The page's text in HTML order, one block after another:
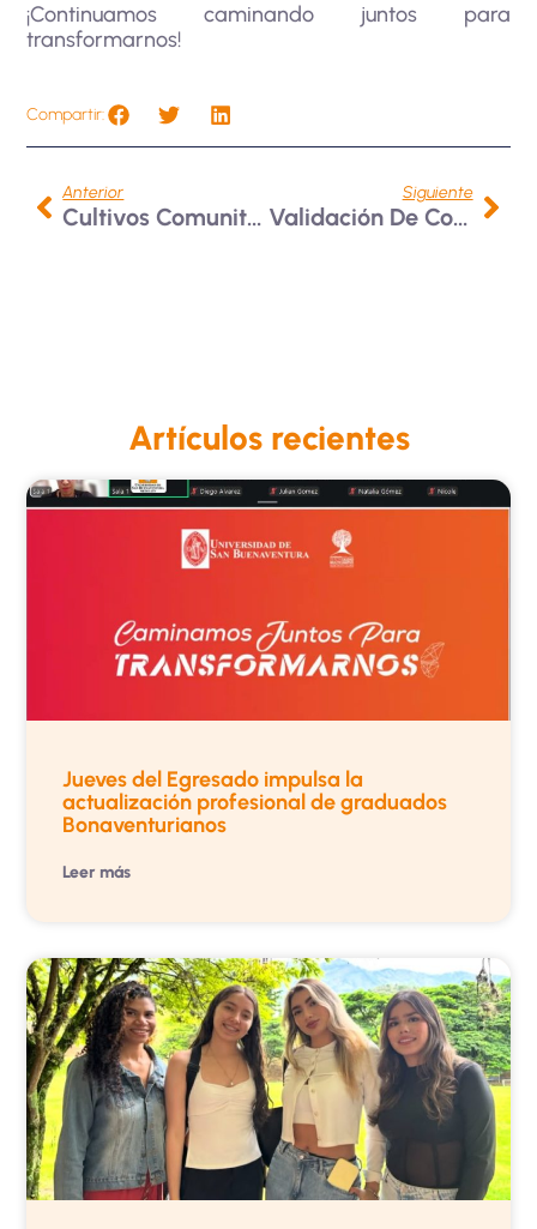
¡Continuamos caminando juntos para
transformarnos!
Compartir:
Anterior
Cultivos Comunitarios De Plantas Alimenticias Nativas En Las Zonas Rurales Del Quindío
Siguiente
Validación De Competencias En Bibliotecas Bonaventurianas
Artículos recientes
Jueves del Egresado impulsa la
actualización profesional de graduados
Bonaventurianos
Leer más